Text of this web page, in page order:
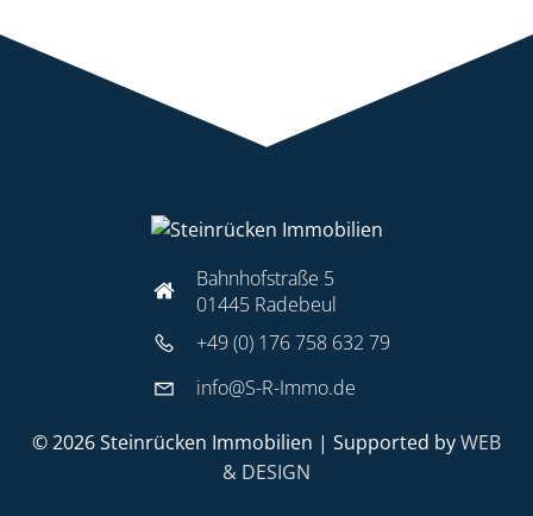
Bahnhofstraße 5
01445 Radebeul
+49 (0) 176 758 632 79
info@S-R-Immo.de
© 2026 Steinrücken Immobilien | Supported byWEB
& DESIGN